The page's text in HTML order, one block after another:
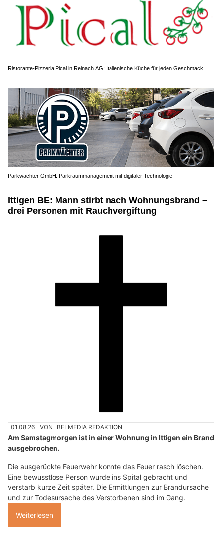
Ristorante-Pizzeria Pical in Reinach AG: Italienische Küche für jeden Geschmack
Parkwächter GmbH: Parkraummanagement mit digitaler Technologie
Ittigen BE: Mann stirbt nach Wohnungsbrand –
drei Personen mit Rauchvergiftung
01.08.26 VON BELMEDIA REDAKTION
Am Samstagmorgen ist in einer Wohnung in Ittigen ein Brand
ausgebrochen.
Die ausgerückte Feuerwehr konnte das Feuer rasch löschen.
Eine bewusstlose Person wurde ins Spital gebracht und
verstarb kurze Zeit später. Die Ermittlungen zur Brandursache
und zur Todesursache des Verstorbenen sind im Gang.
Weiterlesen